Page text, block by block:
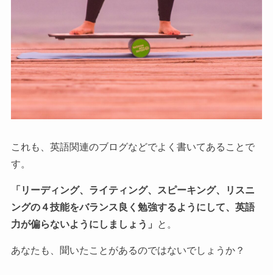
これも、英語関連のブログなどでよく書いてあることで
す。
「リーディング、ライティング、スピーキング、リスニ
ングの４技能をバランス良く勉強するようにして、英語
力が偏らないようにしましょう」
と。
あなたも、聞いたことがあるのではないでしょうか？